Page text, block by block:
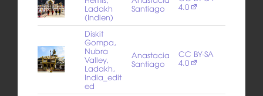
Ladakh
(Indien)
Santiago 4.0
Diskit
Gompa,
Nubra
Valley,
Ladakh,
India_edit
ed
Anastacia
Santiago
CC BY-SA
4.0